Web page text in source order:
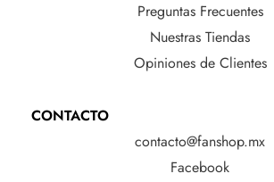
Preguntas Frecuentes
Nuestras Tiendas
Opiniones de Clientes
CONTACTO
contacto@fanshop.mx
Facebook